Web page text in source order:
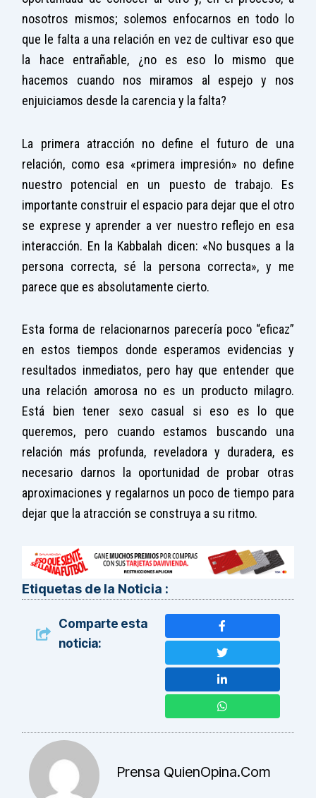
nosotros mismos; solemos enfocarnos en todo lo
que le falta a una relación en vez de cultivar eso que
la hace entrañable, ¿no es eso lo mismo que
hacemos cuando nos miramos al espejo y nos
enjuiciamos desde la carencia y la falta?
La primera atracción no define el futuro de una
relación, como esa «primera impresión» no define
nuestro potencial en un puesto de trabajo. Es
importante construir el espacio para dejar que el otro
se exprese y aprender a ver nuestro reflejo en esa
interacción. En la Kabbalah dicen: «No busques a la
persona correcta, sé la persona correcta», y me
parece que es absolutamente cierto.
Esta forma de relacionarnos parecería poco “eficaz”
en estos tiempos donde esperamos evidencias y
resultados inmediatos, pero hay que entender que
una relación amorosa no es un producto milagro.
Está bien tener sexo casual si eso es lo que
queremos, pero cuando estamos buscando una
relación más profunda, reveladora y duradera, es
necesario darnos la oportunidad de probar otras
aproximaciones y regalarnos un poco de tiempo para
dejar que la atracción se construya a su ritmo.
Etiquetas de la Noticia :
Comparte esta
noticia:
Prensa QuienOpina.com